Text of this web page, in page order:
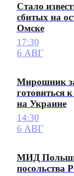
Стало
сбитых на
Омске
17:30
6 АВГ
Мирошник
готовиться
на Украине
14:30
6 АВГ
МИД
посольства